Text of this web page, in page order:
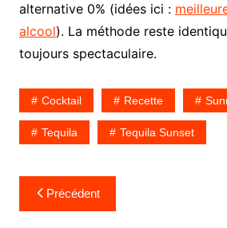
alternative 0% (idées ici :
alcool). La méthode reste
toujours spectaculaire.
Cocktail Recette
Tequila Tequila Sunset
Navigation
de
Précédent